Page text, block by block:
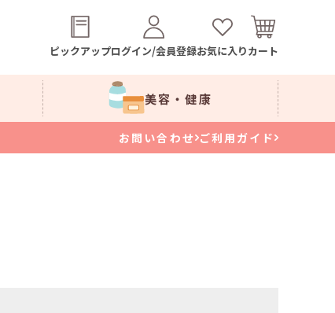
ピックアップログイン/会員登録お気に入りカート
美容・健康
お問い合わせ ご利用ガイド